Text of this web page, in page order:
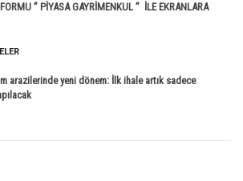
” PİYASA GAYRİMENKUL ” İLE EKRANLARA
arazilerinde yeni dönem: İlk ihale artık sadece